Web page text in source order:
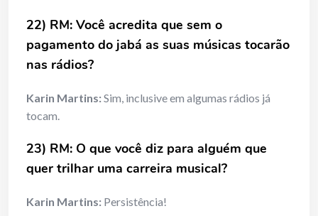
22) RM: Você acredita que sem o
pagamento do jabá as suas músicas tocarão
nas rádios?
Karin Martins:Sim, inclusive em algumas rádios já
tocam.
23) RM: O que você diz para alguém que
quer trilhar uma carreira musical?
Karin Martins: Persistência!